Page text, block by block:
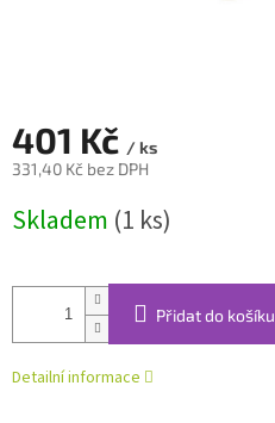
401 Kč / ks
331,40 Kč bez DPH
cena:
Skladem (1 ks)
Přidat do košíku
Detailní informace